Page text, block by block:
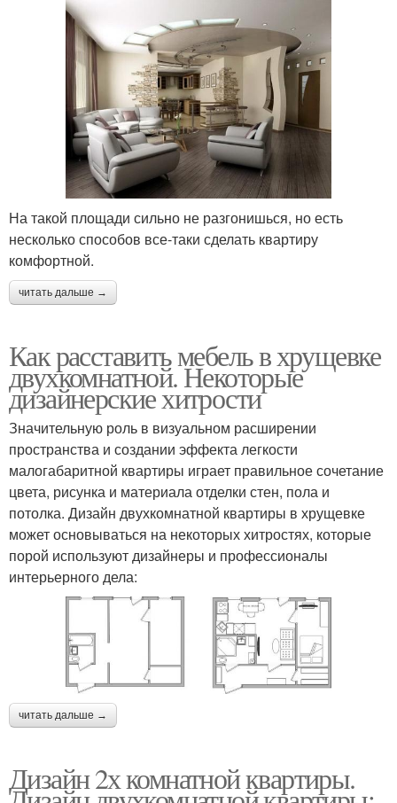
На такой площади сильно не разгонишься, но есть
несколько способов все-таки сделать квартиру
комфортной.
читать дальше →
Как расставить мебель в хрущевке
двухкомнатной. Некоторые
дизайнерские хитрости
Значительную роль в визуальном расширении
пространства и создании эффекта легкости
малогабаритной квартиры играет правильное сочетание
цвета, рисунка и материала отделки стен, пола и
потолка. Дизайн двухкомнатной квартиры в хрущевке
может основываться на некоторых хитростях, которые
порой используют дизайнеры и профессионалы
интерьерного дела:
читать дальше →
Дизайн 2х комнатной квартиры.